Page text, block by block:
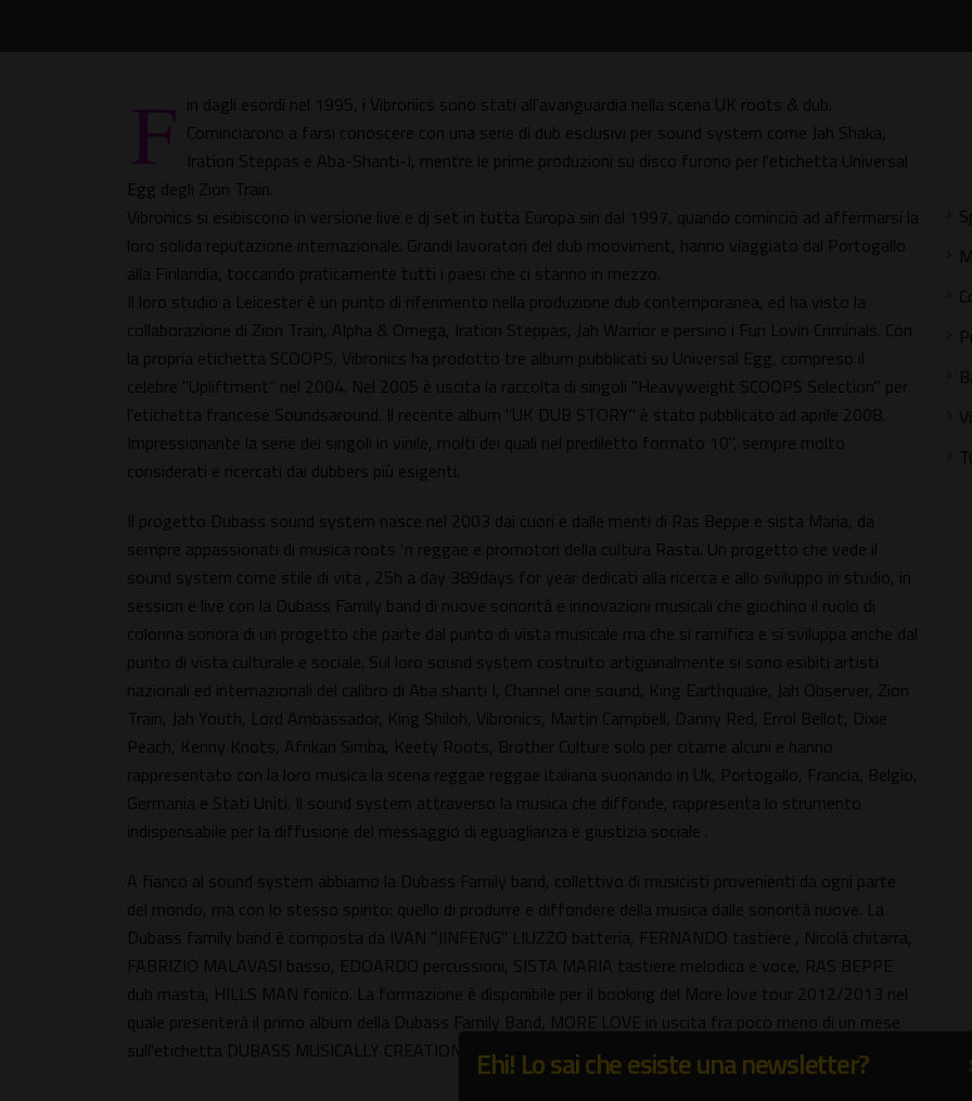
F in dagli esordi nel 1995, i Vibronics sono stati all'avanguardia nella scena UK roots & dub.
Cominciarono a farsi conoscere con una serie di dub esclusivi per sound system come Jah Shaka,
Iration Steppas e Aba-Shanti-I, mentre le prime produzioni su disco furono per l'etichetta Universal
Egg degli Zion Train.
Vibronics si esibiscono in versione live e dj set in tutta Europa sin dal 1997, quando cominciò ad affermarsi la
loro solida reputazione internazionale. Grandi lavoratori del dub mooviment, hanno viaggiato dal Portogallo
alla Finlandia, toccando praticamente tutti i paesi che ci stanno in mezzo.
Il loro studio a Leicester è un punto di riferimento nella produzione dub contemporanea, ed ha visto la
collaborazione di Zion Train, Alpha & Omega, Iration Steppas, Jah Warrior e persino i Fun Lovin Criminals. Con
la propria etichetta SCOOPS, Vibronics ha prodotto tre album pubblicati su Universal Egg, compreso il
celebre "Upliftment" nel 2004. Nel 2005 è uscita la raccolta di singoli "Heavyweight SCOOPS Selection" per
l'etichetta francese Soundsaround. Il recente album "UK DUB STORY" è stato pubblicato ad aprile 2008.
Impressionante la serie dei singoli in vinile, molti dei quali nel prediletto formato 10", sempre molto
considerati e ricercati dai dubbers più esigenti.
Il progetto Dubass sound system nasce nel 2003 dai cuori e dalle menti di Ras Beppe e sista Maria, da
sempre appassionati di musica roots ‘n reggae e promotori della cultura Rasta. Un progetto che vede il
sound system come stile di vita , 25h a day 389days for year dedicati alla ricerca e allo sviluppo in studio, in
session e live con la Dubass Family band di nuove sonorità e innovazioni musicali che giochino il ruolo di
colonna sonora di un progetto che parte dal punto di vista musicale ma che si ramifica e si sviluppa anche dal
punto di vista culturale e sociale. Sul loro sound system costruito artigianalmente si sono esibiti artisti
nazionali ed internazionali del calibro di Aba shanti I, Channel one sound, King Earthquake, Jah Observer, Zion
Train, Jah Youth, Lord Ambassador, King Shiloh, Vibronics, Martin Campbell, Danny Red, Errol Bellot, Dixie
Peach, Kenny Knots, Afrikan Simba, Keety Roots, Brother Culture solo per citarne alcuni e hanno
rappresentato con la loro musica la scena reggae reggae italiana suonando in Uk, Portogallo, Francia, Belgio,
Germania e Stati Uniti. Il sound system attraverso la musica che diffonde, rappresenta lo strumento
indispensabile per la diffusione del messaggio di eguaglianza e giustizia sociale .
A fianco al sound system abbiamo la Dubass Family band, collettivo di musicisti provenienti da ogni parte
del mondo, ma con lo stesso spirito: quello di produrre e diffondere della musica dalle sonorità nuove. La
Dubass family band è composta da IVAN "JINFENG" LIUZZO batteria, FERNANDO tastiere , Nicolà chitarra,
FABRIZIO MALAVASI basso, EDOARDO percussioni, SISTA MARIA tastiere melodica e voce, RAS BEPPE
dub masta, HILLS MAN fonico. La formazione è disponibile per il booking del More love tour 2012/2013 nel
quale presenterà il primo album della Dubass Family Band, MORE LOVE in uscita fra poco meno di un mese
sull'etichetta DUBASS MUSICALLY CREATION.
Ehi! Lo sai che esiste una newsletter?